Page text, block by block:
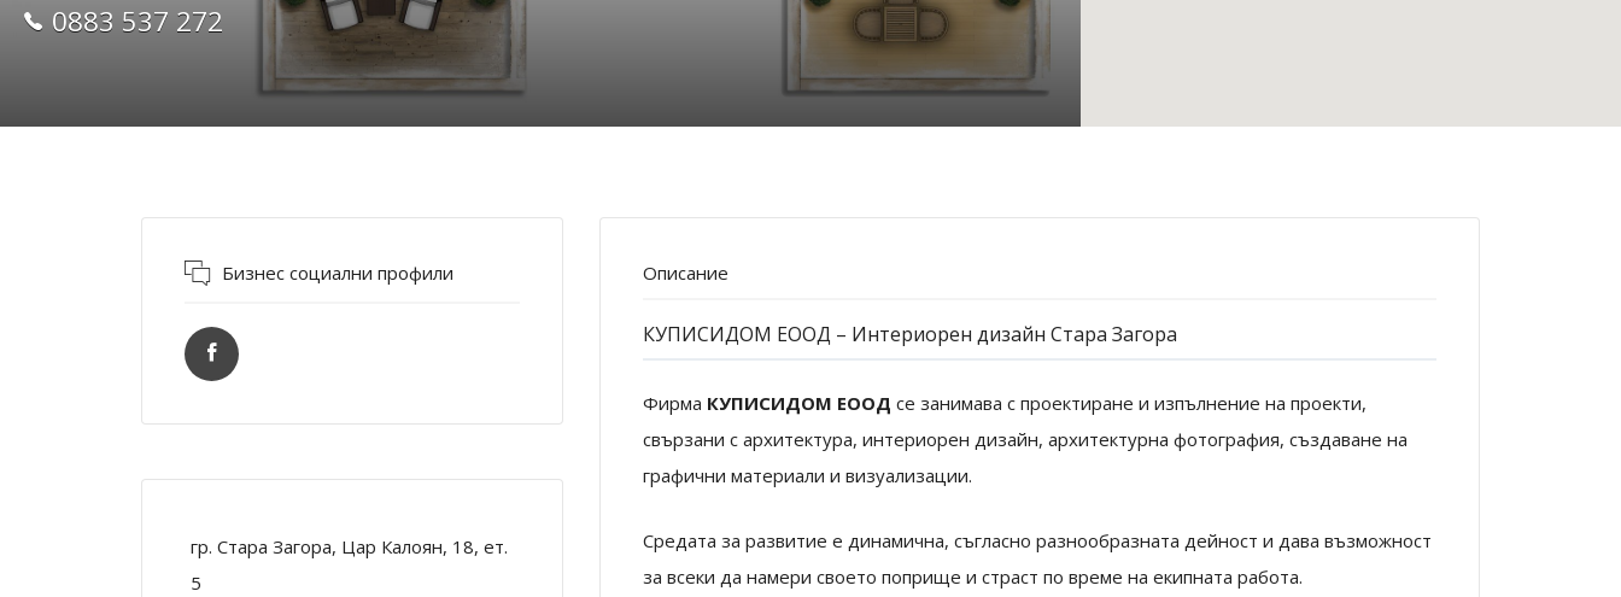
0883 537 272
Бизнес социални профили
гр. Стара Загора, Цар Калоян, 18, ет.
5
Описание
КУПИСИДОМ ЕООД – Интериорен дизайн Стара Загора
Фирма КУПИСИДОМ ЕООД се занимава с проектиране и изпълнение на проекти,
свързани с архитектура, интериорен дизайн, архитектурна фотография, създаване на
графични материали и визуализации.
Средата за развитие е динамична, съгласно разнообразната дейност и дава възможност
за всеки да намери своето поприще и страст по време на екипната работа.